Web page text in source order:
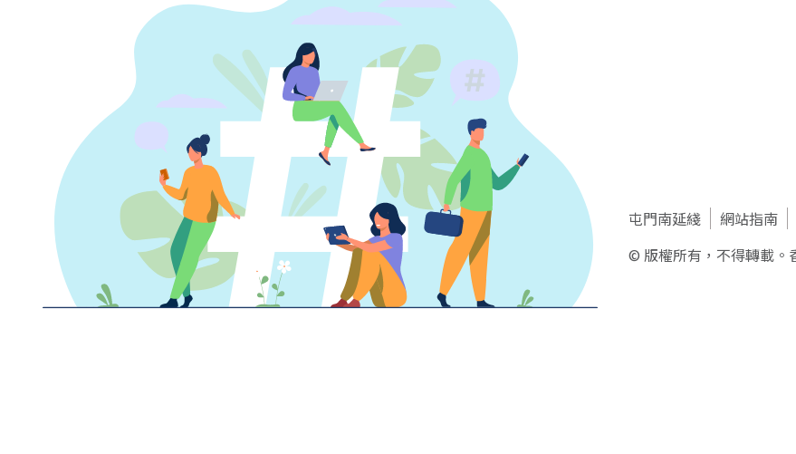
屯門南延綫 網站指南
© 版權所有，不得轉載。